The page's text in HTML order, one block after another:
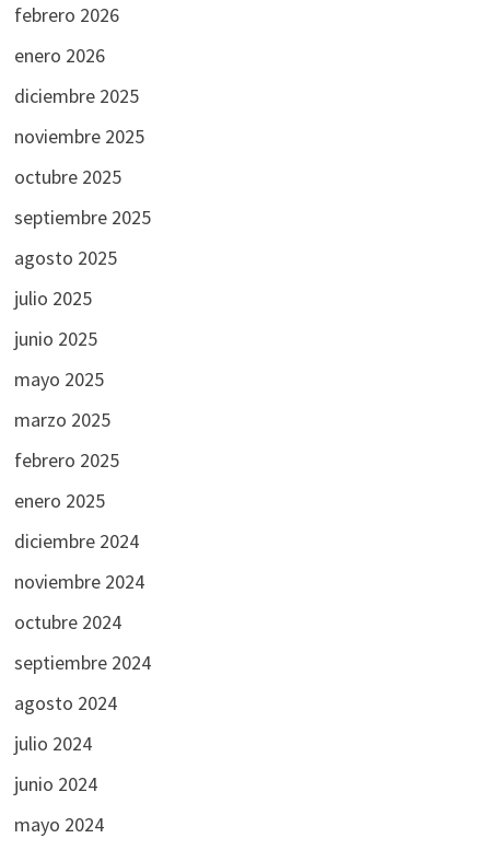
febrero 2026
enero 2026
diciembre 2025
noviembre 2025
octubre 2025
septiembre 2025
agosto 2025
julio 2025
junio 2025
mayo 2025
marzo 2025
febrero 2025
enero 2025
diciembre 2024
noviembre 2024
octubre 2024
septiembre 2024
agosto 2024
julio 2024
junio 2024
mayo 2024